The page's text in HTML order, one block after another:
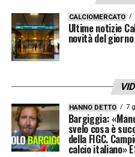
priorità: la
follie economiche
discorso sarà
CALCIOMERCATO
Ultime notizie
novità del giorno
HANNO DETTO 7
Bargiggia:
svelo cosa è
della FIGC.
calcio italiano»